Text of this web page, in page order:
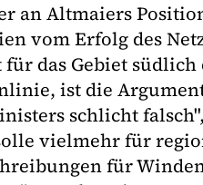
an Altmaiers
vom Erfolg des
das Gebiet
ist die
schlicht
vielmehr für
für